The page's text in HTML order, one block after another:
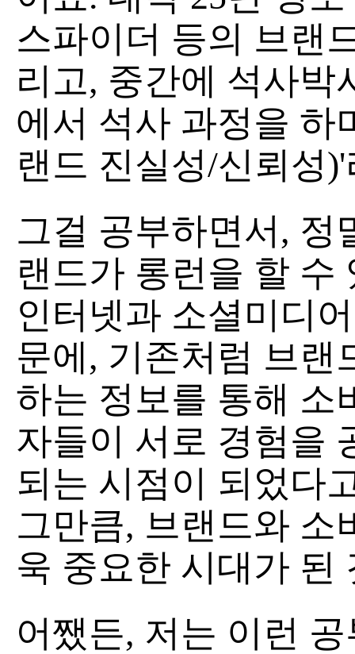
스파이더 등의 브랜
리고, 중간에 석사박
에서 석사 과정을 하
랜드 진실성/신뢰성
그걸 공부하면서, 정
랜드가 롱런을 할 수
인터넷과 소셜미디
문에, 기존처럼 브랜
하는 정보를 통해 소
자들이 서로 경험을
되는 시점이 되었다
그만큼, 브랜드와 소
욱 중요한 시대가 된
어쨌든, 저는 이런